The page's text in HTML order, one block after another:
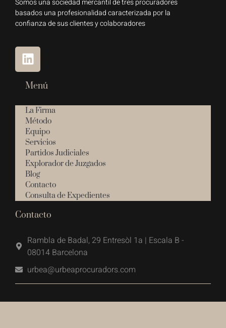
Somos una sociedad mercantil de tres procuradores
basados una profesionalidad caracterizada por la
confianza de sus clientes y colaboradores
Menú
La Firma
Método
Equipo
Servicios
Partidos Judiciales
Explorador de Juzgados
Blog
Contacto
Consulta de Expedientes
Contacto
Rambla de Badal, 29 Entresòl 1a | Escala B -
08014 Barcelona
urbea@urbeaprocuradors.com